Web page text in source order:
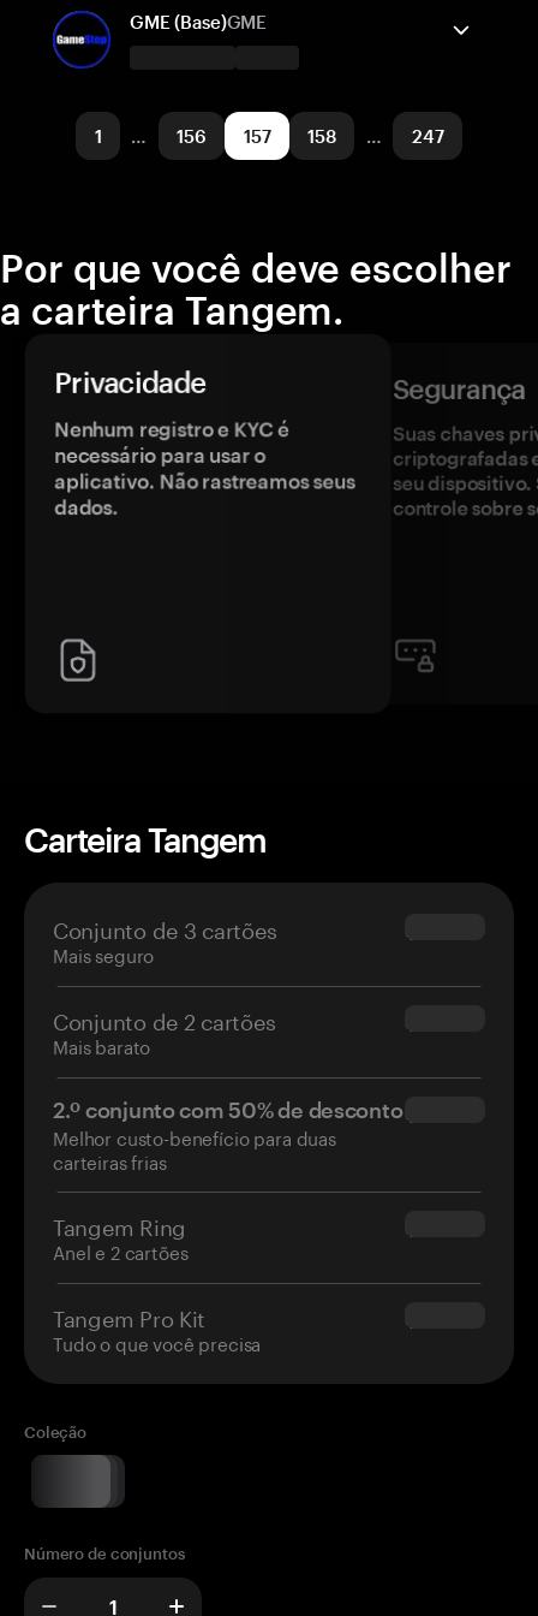
Solana
Enviar/Receber Comprar
Polygon POS
GME (Base)GME
Enviar/Receber Comprar
1 … 156 157 158 … 247
Por que você deve escolher
a carteira Tangem.
Privacidade
Nenhum registro e KYC é
necessário para usar o
aplicativo. Não rastreamos seus
dados.
Segurança
Suas chaves
criptografadas
seu dispositivo.
controle sobre
Carteira Tangem
Conjunto de 3 cartões
Mais seguro
$69.90
Conjunto de 2 cartões
Mais barato
$54.90
2.º conjunto com 50% de desconto
Melhor custo-benefício para duas
carteiras frias
$34.95
Tangem Ring
Anel e 2 cartões
$160.00
Tangem Pro Kit
Tudo o que você precisa
$180.00
Coleção
Número de conjuntos